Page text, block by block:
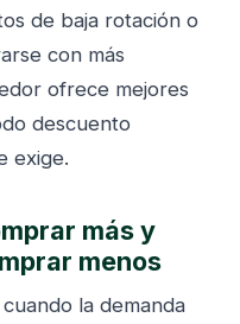
de baja rotación o
con más
ofrece mejores
descuento
exige.
más y
menos
la demanda